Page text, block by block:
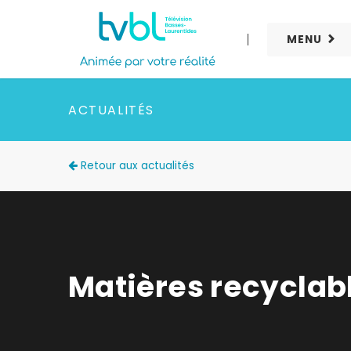
MENU
ACTUALITÉS
Retour aux actualités
Matières